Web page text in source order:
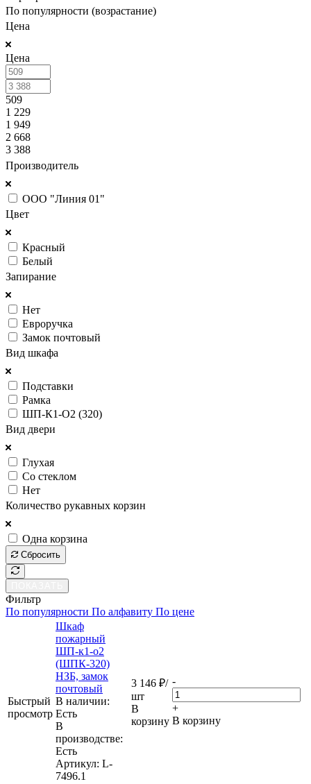
По популярности (возрастание)
Цена
Цена
509
1 229
1 949
2 668
3 388
Производитель
ООО "Линия 01"
Цвет
Красный
Белый
Запирание
Нет
Евроручка
Замок почтовый
Вид шкафа
Подставки
Рамка
ШП-К1-О2 (320)
Вид двери
Глухая
Со стеклом
Нет
Количество рукавных корзин
Одна корзина
Сбросить
Фильтр
По популярности По алфавиту По цене
Быстрый
просмотр
Шкаф
пожарный
ШП-к1-о2
(ШПК-320)
НЗБ, замок
почтовый
В наличии:
Eсть
В
производстве:
Есть
Артикул: L-
7496.1
3 146 ₽/
шт
В
корзину
-
+
В корзину